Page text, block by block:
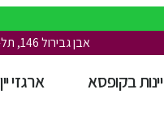
אבן גבירול 146, תל-אביב
יינות בקופסא ארגזי